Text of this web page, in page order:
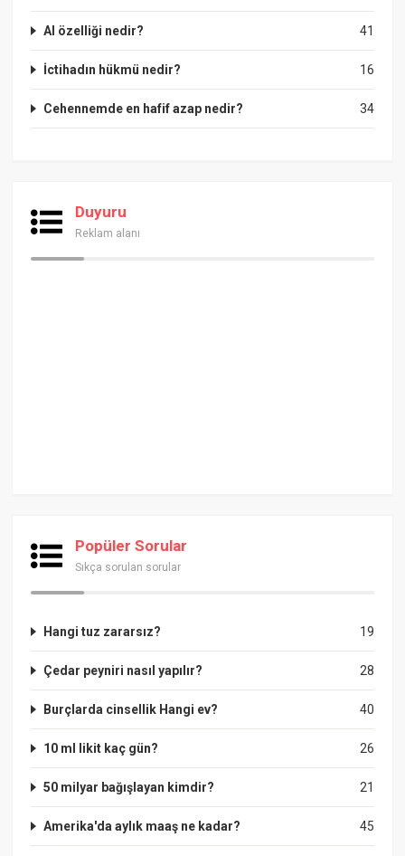
41
Al özelliği nedir?
16
İctihadın hükmü nedir?
34
Cehennemde en hafif azap nedir?
Duyuru
Reklam alanı
Popüler Sorular
Sıkça sorulan sorular
19
Hangi tuz zararsız?
28
Çedar peyniri nasıl yapılır?
40
Burçlarda cinsellik Hangi ev?
26
10 ml likit kaç gün?
21
50 milyar bağışlayan kimdir?
45
Amerika'da aylık maaş ne kadar?